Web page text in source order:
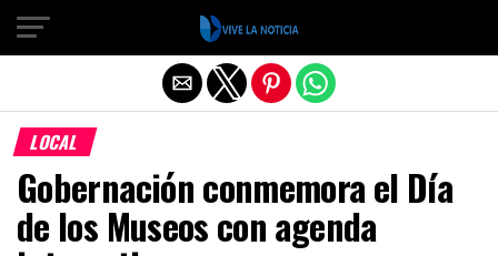
LOCAL
Gobernación conmemora el Día
de los Museos con agenda
Salir de la versión móvil